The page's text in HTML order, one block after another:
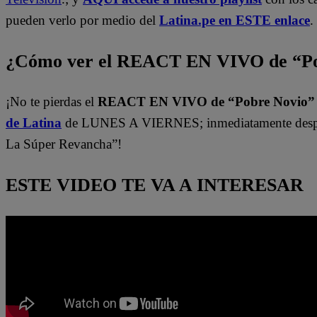
pueden verlo por medio del Latina.pe en ESTE enlace.
¿Cómo ver el REACT EN VIVO de
¡No te pierdas el REACT EN VIVO de “Pobre
de Latina de LUNES A VIERNES; inmediatamente
La Súper Revancha”!
ESTE VIDEO TE VA A INTERESAR